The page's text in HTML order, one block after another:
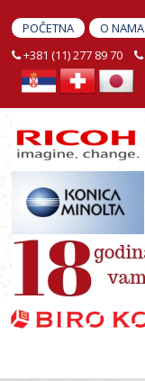
POČETNA O NAMA
+381 (11) 277 89 70